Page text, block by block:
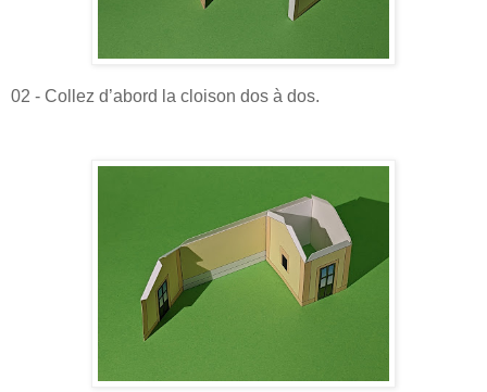
02 - Collez d’abord la cloison dos à dos.